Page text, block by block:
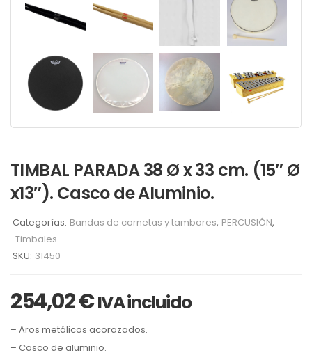
TIMBAL PARADA 38 Ø x 33 cm. (15″ Ø
x13″). Casco de Aluminio.
Categorías: Bandas de cornetas y tambores, PERCUSIÓN,
Timbales
SKU: 31450
254,02€ IVA incluido
– Aros metálicos acorazados.
– Casco de aluminio.